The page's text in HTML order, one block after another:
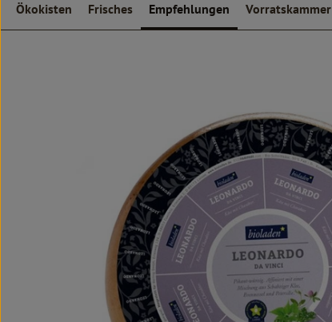
Ökokisten Frisches Empfehlungen Vorratskammer